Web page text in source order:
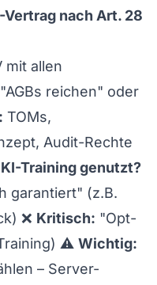
Vertrag nach Art. 28
mit allen
"AGBs reichen" oder
TOMs,
Audit-Rechte
Training genutzt?
garantiert" (z.B.
❌ Kritisch: "Opt-
⚠️ Wichtig:
– Server-